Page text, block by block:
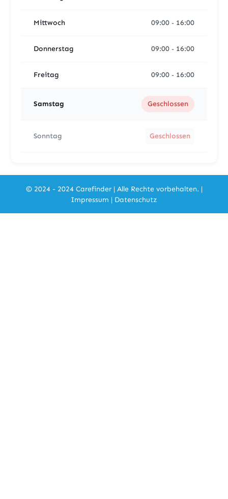
Mittwoch 09:00 - 16:00
Donnerstag 09:00 - 16:00
Freitag 09:00 - 16:00
Samstag Geschlossen
Sonntag Geschlossen
© 2024 - 2024 Carefinder | Alle Rechte vorbehalten. |
Impressum | Datenschutz